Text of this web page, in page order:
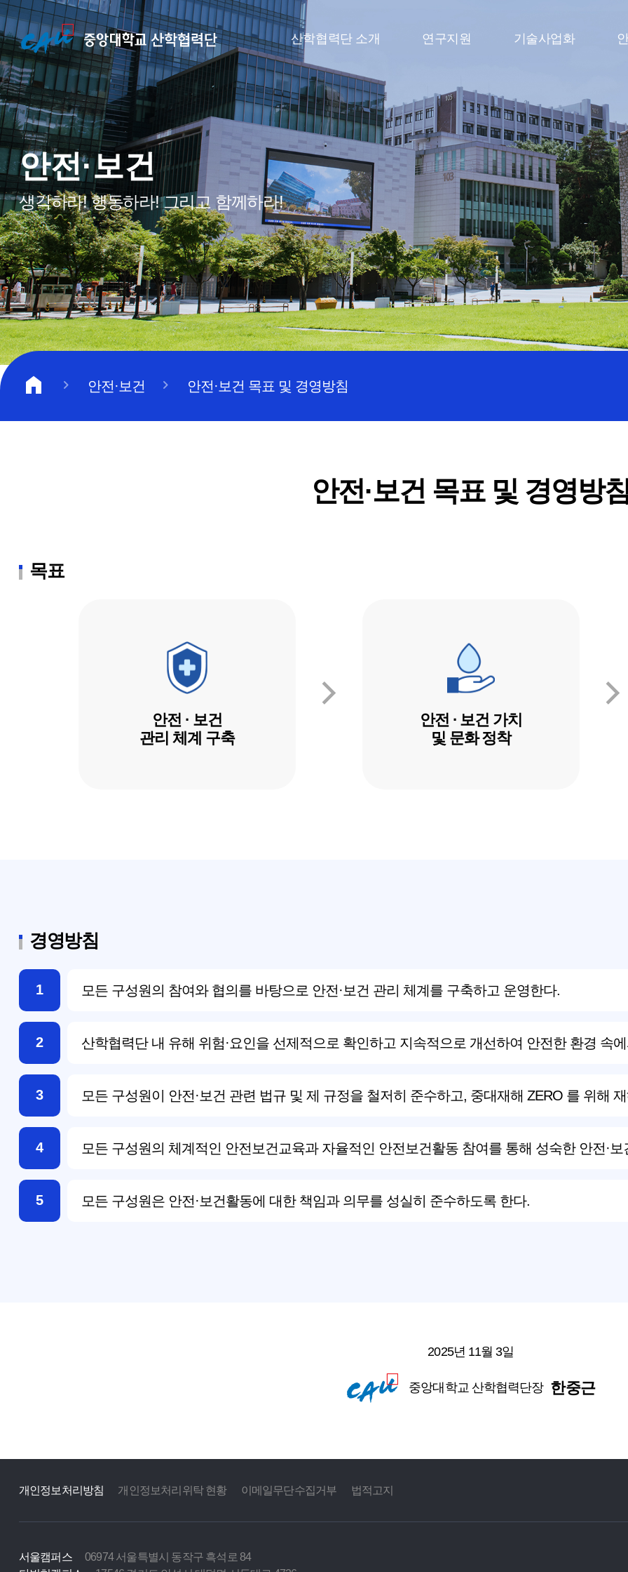
산학협력단 소개 연구지원 기술사업화
안전·보건
생각하라! 행동하라! 그리고 함께하라!
home 안전·보건 안전·보건 목표 및 경영방침
안전·보건 목표 및 경영방
목표
안전 · 보건
관리 체계 구축
안전 · 보건 가치
및 문화 정착
경영방침
1 모든 구성원의 참여와 협의를 바탕으로 안전·보건 관리 체계를 구축하고 운영한다.
2 산학협력단 내 유해 위험·요인을 선제적으로 확인하고 지속적으로 개선하여 안전한 환경 속
3 모든 구성원이 안전·보건 관련 법규 및 제 규정을 철저히 준수하고, 중대재해 ZERO 를 위해
4 모든 구성원의 체계적인 안전보건교육과 자율적인 안전보건활동 참여를 통해 성숙한 안전·
5 모든 구성원은 안전·보건활동에 대한 책임과 의무를 성실히 준수하도록 한다.
2025년 11월 3일
중앙대학교 산학협력단장 한중근
개인정보처리방침 개인정보처리위탁 현황 이메일무단수집거부 법적고지
서울캠퍼스
06974 서울특별시 동작구 흑석로 84